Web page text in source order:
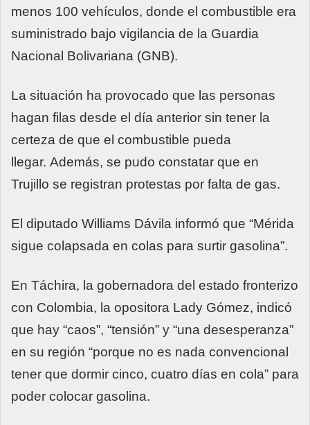
menos 100 vehículos, donde el combustible era
suministrado bajo vigilancia de la Guardia
Nacional Bolivariana (GNB).
La situación ha provocado que las personas
hagan filas desde el día anterior sin tener la
certeza de que el combustible pueda
llegar. Además, se pudo constatar que en
Trujillo se registran protestas por falta de gas.
El diputado Williams Dávila informó que “Mérida
sigue colapsada en colas para surtir gasolina”.
En Táchira, la gobernadora del estado fronterizo
con Colombia, la opositora Lady Gómez, indicó
que hay “caos”, “tensión” y “una desesperanza”
en su región “porque no es nada convencional
tener que dormir cinco, cuatro días en cola” para
poder colocar gasolina.